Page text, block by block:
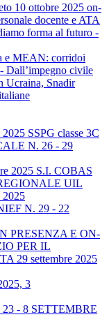
10 ottobre 2025 on-
docente e ATA
forma al futuro -
e MEAN: corridoi
Dall’impegno civile
Ucraina, Snadir
SSPG classe 3C
N. 26 - 29
2025 S.I. COBAS
UIL
N. 29 - 22
PRESENZA E ON-
PER IL
29 settembre 2025
3
- 8 SETTEMBRE